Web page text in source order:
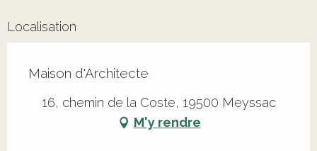
Localisation
Maison d'Architecte
16, chemin de la Coste, 19500 Meyssac
M'y rendre